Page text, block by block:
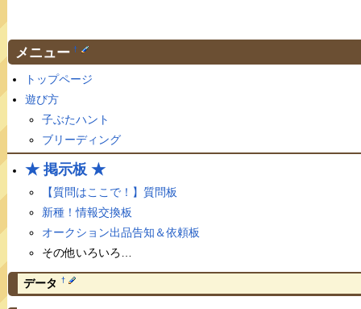
メニュー †
トップページ
遊び方
子ぶたハント
ブリーディング
★ 掲示板 ★
【質問はここで！】質問板
新種！情報交換板
オークション出品告知＆依頼板
その他いろいろ…
データ †